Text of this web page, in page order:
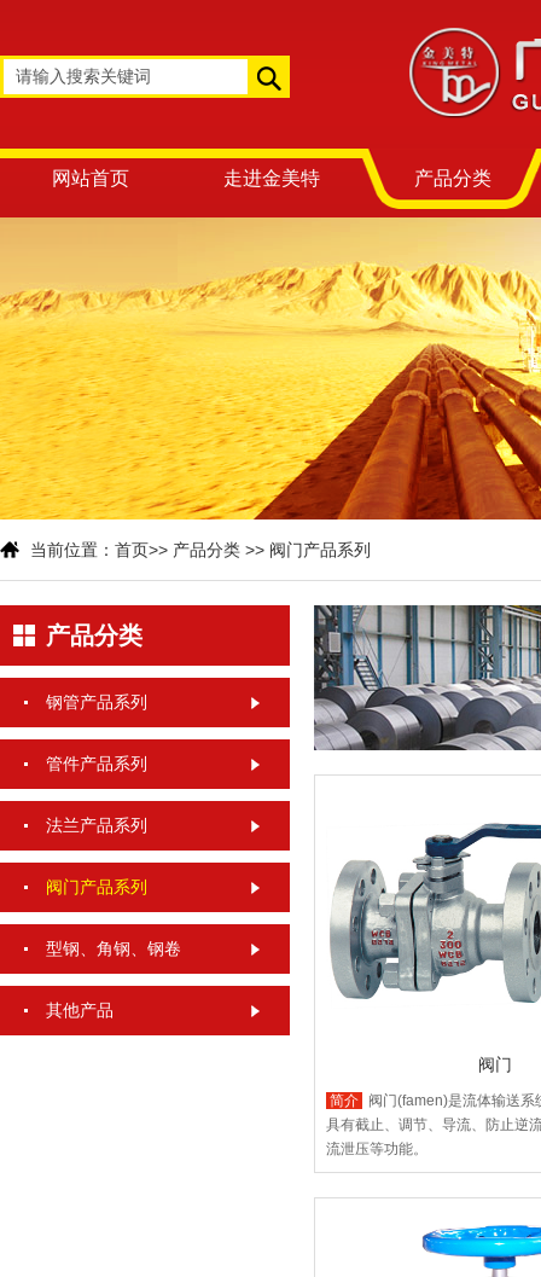
网站首页 走进金美特 产品分类
当前位置： 首页>> 产品分类 >> 阀门产品系列
产品分类
钢管产品系列
管件产品系列
法兰产品系列
阀门产品系列
型钢、角钢、钢卷
其他产品
阀门
简介
阀门(famen)是流体输送系
具有截止、调节、导流、防止逆
流泄压等功能。